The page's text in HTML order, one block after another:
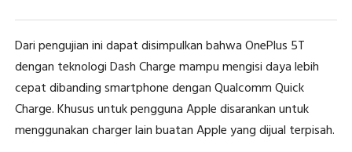
Dari pengujian ini dapat disimpulkan bahwa OnePlus 5T
dengan teknologi Dash Charge mampu mengisi daya lebih
cepat dibanding smartphone dengan Qualcomm Quick
Charge. Khusus untuk pengguna Apple disarankan untuk
menggunakan charger lain buatan Apple yang dijual terpisah.